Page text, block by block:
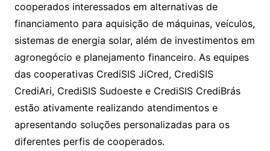
cooperados interessados em alternativas de
financiamento para aquisição de máquinas, veículos,
sistemas de energia solar, além de investimentos em
agronegócio e planejamento financeiro. As equipes
das cooperativas CrediSIS JiCred, CrediSIS
CrediAri, CrediSIS Sudoeste e CrediSIS CrediBrás
estão ativamente realizando atendimentos e
apresentando soluções personalizadas para os
diferentes perfis de cooperados.